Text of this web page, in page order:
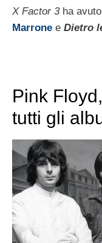
X Factor 3ha
Marrone e Dietro
Pink
tutti gli